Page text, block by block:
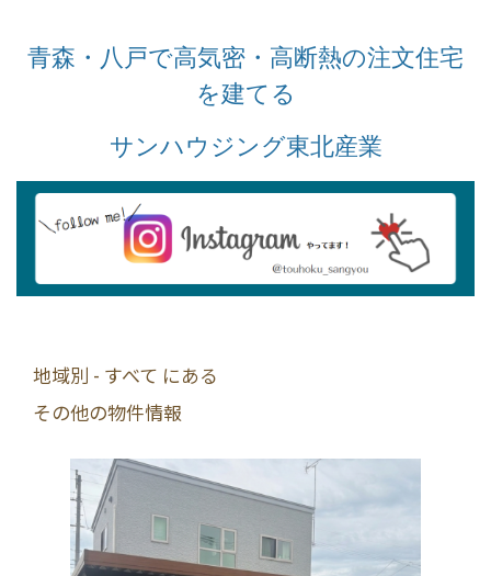
青森・八戸で高気密・高断熱の注文住宅
を建てる
サンハウジング東北産業
地域別 - すべて にある
その他の物件情報